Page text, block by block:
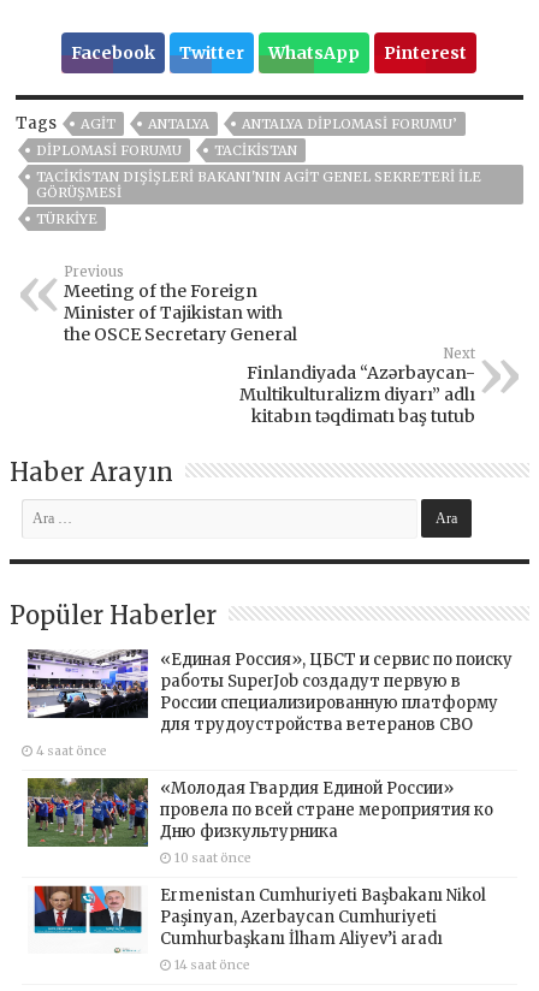
Facebook Twitter WhatsApp Pinterest
Tags AGIT ANTALYA
ANTALYA DIPLOMASI FORUMU’
DIPLOMASI FORUMU
TACİKİSTAN
TACIKISTAN DIŞIŞLERI BAKANI'NIN AGİT GENEL SEKRETERI ILE
GÖRÜŞMESI
TÜRKİYE
Previous
Meeting of the Foreign
Minister of Tajikistan with
the OSCE Secretary General
Next
Finlandiyada “Azərbaycan-
Multikulturalizm diyarı” adlı
kitabın təqdimatı baş tutub
Haber Arayın
Popüler Haberler
«Единая Россия», ЦБСТ и сервис по поиску
работы SuperJob создадут первую в
России специализированную платформу
для трудоустройства ветеранов СВО
4 saat önce
«Молодая Гвардия Единой России»
провела по всей стране мероприятия ко
Дню физкультурника
10 saat önce
Ermenistan Cumhuriyeti Başbakanı Nikol
Paşinyan, Azerbaycan Cumhuriyeti
Cumhurbaşkanı İlham Aliyev’i aradı
14 saat önce